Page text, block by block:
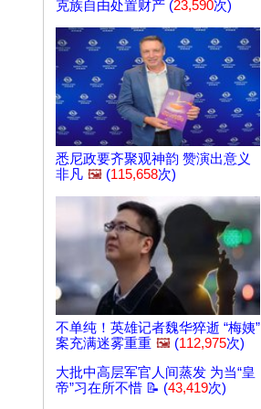
克族自由处置财产 (23,590次)
悉尼政要齐聚观神韵 赞演出意义
非凡 🖼️ (115,658次)
不单纯！英雄记者魏华猝逝 “梅姨”
案充满迷雾重重 🖼️ (112,975次)
大批中高层军官人间蒸发 为当“皇
帝”习在所不惜 📝 (43,419次)